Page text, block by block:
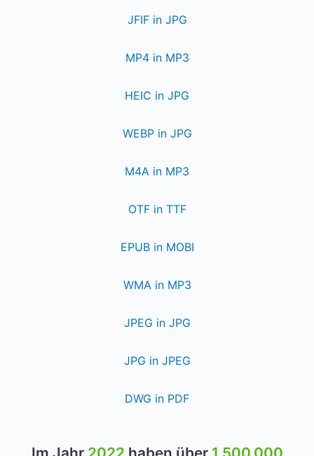
JFIF in JPG
MP4 in MP3
HEIC in JPG
WEBP in JPG
M4A in MP3
OTF in TTF
EPUB in MOBI
WMA in MP3
JPEG in JPG
JPG in JPEG
DWG in PDF